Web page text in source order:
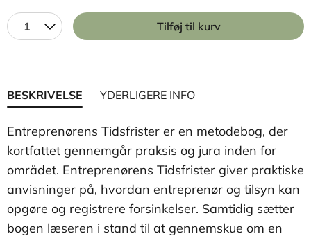
1 Tilføj til kurv
BESKRIVELSE YDERLIGERE INFO
Entreprenørens Tidsfrister er en metodebog, der
kortfattet gennemgår praksis og jura inden for
området. Entreprenørens Tidsfrister giver praktiske
anvisninger på, hvordan entreprenør og tilsyn kan
opgøre og registrere forsinkelser. Samtidig sætter
bogen læseren i stand til at gennemskue om en